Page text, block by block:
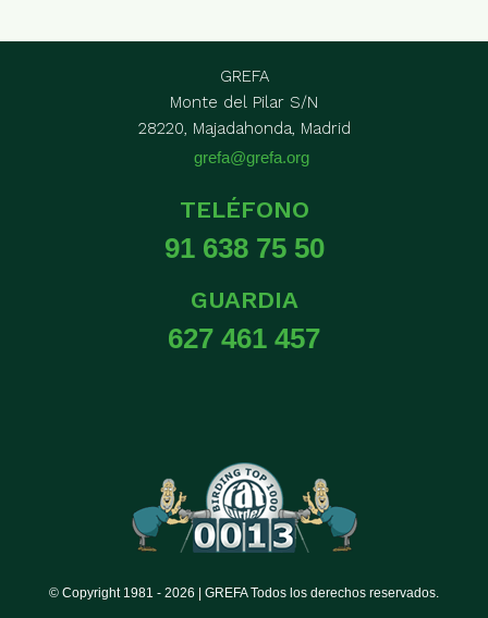
GREFA
Monte del Pilar S/N
28220, Majadahonda, Madrid
grefa@grefa.org
TELÉFONO
91 638 75 50
GUARDIA
627 461 457
© Copyright 1981 - 2026 | GREFA Todos los derechos reservados.